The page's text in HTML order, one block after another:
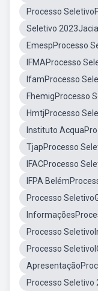
Processo
Seletivo
EmespProcesso
IFMAProcesso
IfamProcesso
FhemigProcesso
HmtjProcesso
Instituto
TjapProcesso
IFACProcesso
IFPA
Processo
Processo
Processo
Processo